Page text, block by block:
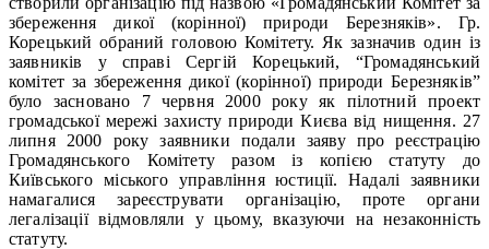
збереження дикої (корінної) природи Березняків». Гр.
Корецький обраний головою Комітету. Як зазначив один із
заявників у справі Сергій Корецький, “Громадянський
комітет за збереження дикої (корінної) природи Березняків”
було засновано 7 червня 2000 року як пілотний проект
громадської мережі захисту природи Києва від нищення. 27
липня 2000 року заявники подали заяву про реєстрацію
Громадянського Комітету разом із копією статуту до
Київського міського управління юстиції. Надалі заявники
намагалися зареєструвати організацію, проте органи
легалізації відмовляли у цьому, вказуючи на незаконність
статуту.